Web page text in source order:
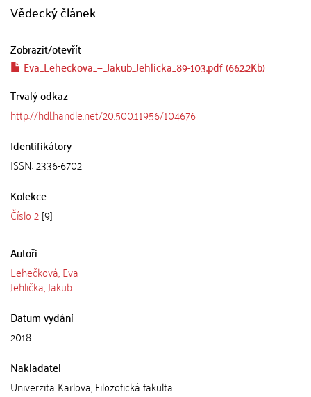
Vědecký článek
Zobrazit/otevřít
Eva_Leheckova_—_Jakub_Jehlicka_89-103.pdf (662.2Kb)
Trvalý odkaz
http://hdl.handle.net/20.500.11956/104676
Identifikátory
ISSN: 2336-6702
Kolekce
Číslo 2[9]
Autoři
Lehečková, Eva
Jehlička, Jakub
Datum vydání
2018
Nakladatel
Univerzita Karlova, Filozofická fakulta